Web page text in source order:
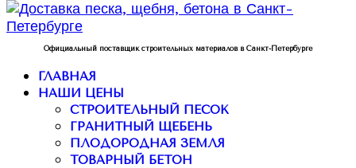
Официальный поставщик строительных материалов в Санкт-Петербурге
ГЛАВНАЯ
НАШИ ЦЕНЫ
СТРОИТЕЛЬНЫЙ ПЕСОК
ГРАНИТНЫЙ ЩЕБЕНЬ
ПЛОДОРОДНАЯ ЗЕМЛЯ
ТОВАРНЫЙ БЕТОН